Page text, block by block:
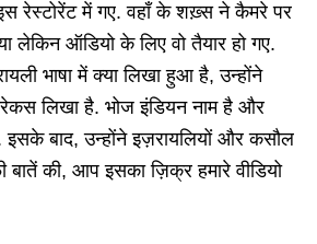
रेस्टोरेंट में गए. वहाँ के शख़्स ने कैमरे पर
लेकिन ऑडियो के लिए वो तैयार हो गए.
भाषा में क्या लिखा हुआ है, उन्होंने
लिखा है. भोज इंडियन नाम है और
इसके बाद, उन्होंने इज़रायलियों और कसौल
बातें की, आप इसका ज़िक्र हमारे वीडियो